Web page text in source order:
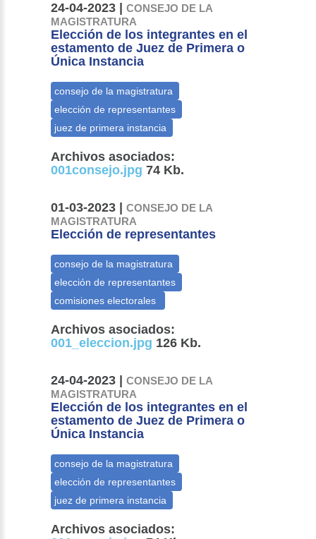
24-04-2023 |CONSEJO DE LA
MAGISTRATURA
Elección de los integrantes en el
estamento de Juez de Primera o
Única Instancia
Archivos asociados:
001consejo.jpg 74 Kb.
01-03-2023 |CONSEJO DE LA
MAGISTRATURA
Elección de representantes
Archivos asociados:
001_eleccion.jpg 126 Kb.
24-04-2023 |CONSEJO DE LA
MAGISTRATURA
Elección de los integrantes en el
estamento de Juez de Primera o
Única Instancia
Archivos asociados: